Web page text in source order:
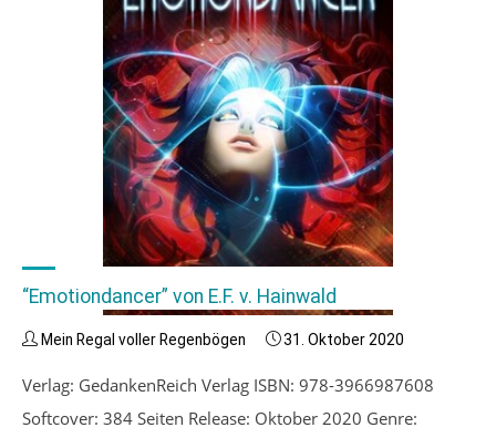
“Emotiondancer” von E.F. v. Hainwald
Mein Regal voller Regenbögen 31. Oktober 2020
Verlag: GedankenReich Verlag ISBN: 978-3966987608
Softcover: 384 Seiten Release: Oktober 2020 Genre: